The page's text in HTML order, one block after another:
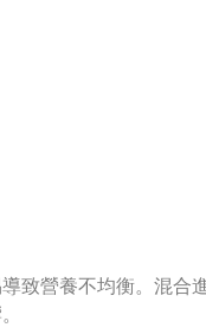
致營養不均衡。混合